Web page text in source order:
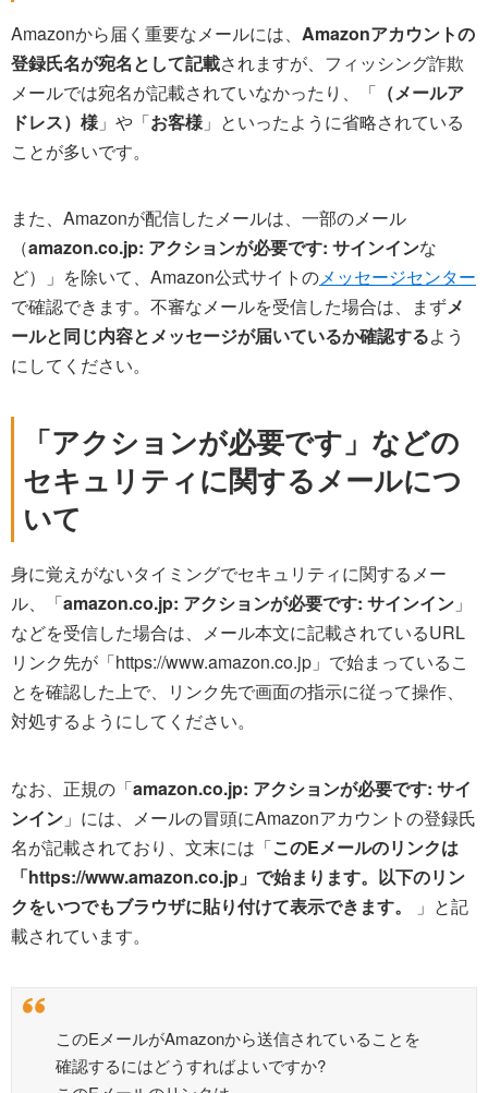
Amazonから届く重要なメールには、 Amazonアカウントの
登録氏名が宛名として記載されますが、フィッシング詐欺
メールでは宛名が記載されていなかったり、「 （メールア
ドレス）様」や「お客様」といったように省略されている
ことが多いです。
また、Amazonが配信したメールは、一部のメール
（amazon.co.jp: アクションが必要です: サインインな
ど）」を除いて、Amazon公式サイトのメッセージセンター
で確認できます。不審なメールを受信した場合は、まずメ
ールと同じ内容とメッセージが届いているか確認するよう
にしてください。
「アクションが必要です」などの
セキュリティに関するメールにつ
いて
身に覚えがないタイミングでセキュリティに関するメー
ル、「amazon.co.jp: アクションが必要です: サインイン 」
などを受信した場合は、メール本文に記載されているURL
リンク先が「https://www.amazon.co.jp」で始まっているこ
とを確認した上で、リンク先で画面の指示に従って操作、
対処するようにしてください。
なお、正規の「amazon.co.jp: アクションが必要です: サイ
ンイン 」には、メールの冒頭にAmazonアカウントの登録氏
名が記載されており、文末には「このEメールのリンクは
「https://www.amazon.co.jp」で始まります。以下のリン
クをいつでもブラウザに貼り付けて表示できます。
」と記
載されています。
このEメールがAmazonから送信されていることを
確認するにはどうすればよいですか?